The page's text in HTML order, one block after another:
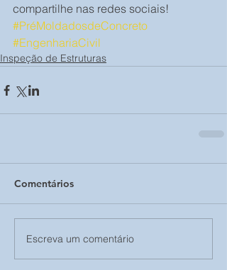
compartilhe nas redes sociais!
#PréMoldadosdeConcreto
#EngenhariaCivil
Inspeção de Estruturas
Comentários
Escreva um comentário